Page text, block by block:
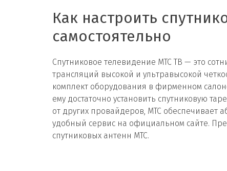
Как настроить
самостоятельно
Спутниковое телевидение МТС ТВ — это
трансляций высокой и ультравысокой
комплект оборудования в фирменном
ему достаточно установить спутниковую
от других провайдеров, МТС обеспечивает
удобный сервис на официальном сайте.
спутниковых антенн МТС.